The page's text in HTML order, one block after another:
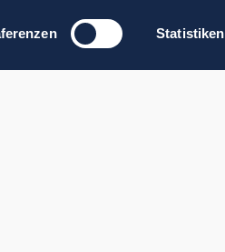
Statistiken